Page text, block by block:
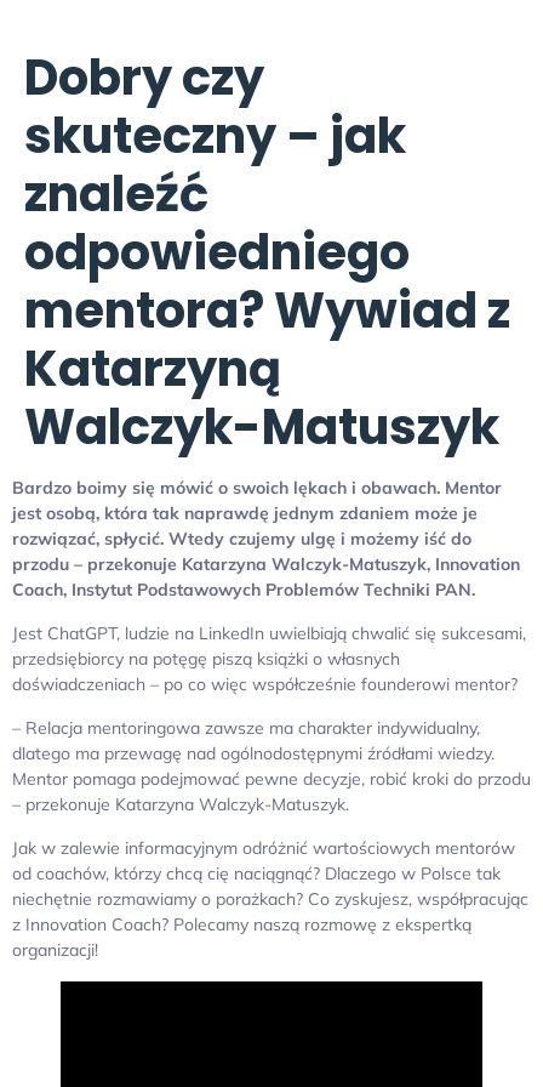
Dobry czy
skuteczny – jak
znaleźć
odpowiedniego
mentora? Wywiad z
Katarzyną
Walczyk-Matuszyk
Bardzo boimy się mówić o swoich lękach i obawach. Mentor
jest osobą, która tak naprawdę jednym zdaniem może je
rozwiązać, spłycić. Wtedy czujemy ulgę i możemy iść do
przodu – przekonuje Katarzyna Walczyk-Matuszyk, Innovation
Coach, Instytut Podstawowych Problemów Techniki PAN.
Jest ChatGPT, ludzie na LinkedIn uwielbiają chwalić się sukcesami,
przedsiębiorcy na potęgę piszą książki o własnych
doświadczeniach – po co więc współcześnie founderowi mentor?
– Relacja mentoringowa zawsze ma charakter indywidualny,
dlatego ma przewagę nad ogólnodostępnymi źródłami wiedzy.
Mentor pomaga podejmować pewne decyzje, robić kroki do przodu
– przekonuje Katarzyna Walczyk-Matuszyk.
Jak w zalewie informacyjnym odróżnić wartościowych mentorów
od coachów, którzy chcą cię naciągnąć? Dlaczego w Polsce tak
niechętnie rozmawiamy o porażkach? Co zyskujesz, współpracując
z Innovation Coach? Polecamy naszą rozmowę z ekspertką
organizacji!